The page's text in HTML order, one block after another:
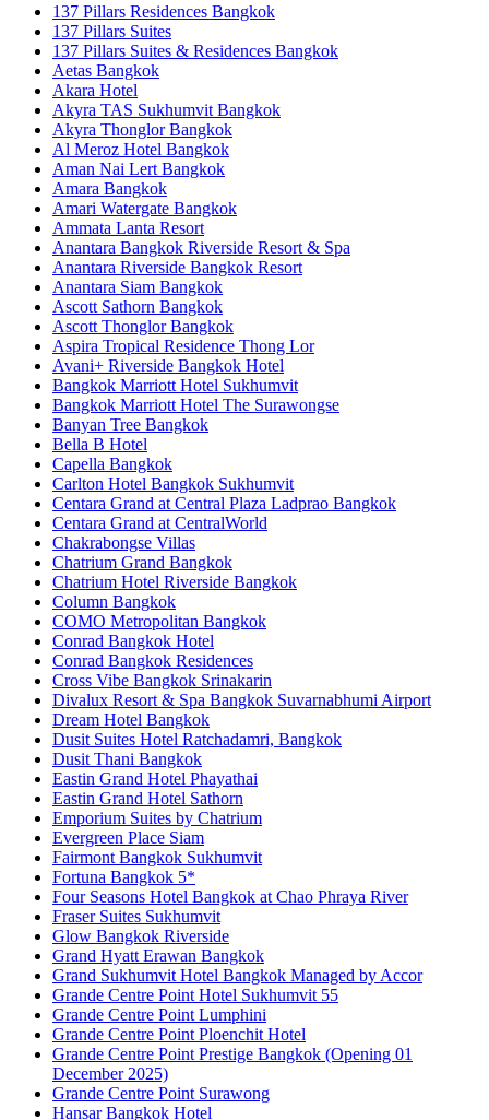
137 Pillars Residences Bangkok
137 Pillars Suites
137 Pillars Suites & Residences Bangkok
Aetas Bangkok
Akara Hotel
Akyra TAS Sukhumvit Bangkok
Akyra Thonglor Bangkok
Al Meroz Hotel Bangkok
Aman Nai Lert Bangkok
Amara Bangkok
Amari Watergate Bangkok
Ammata Lanta Resort
Anantara Bangkok Riverside Resort & Spa
Anantara Riverside Bangkok Resort
Anantara Siam Bangkok
Ascott Sathorn Bangkok
Ascott Thonglor Bangkok
Aspira Tropical Residence Thong Lor
Avani+ Riverside Bangkok Hotel
Bangkok Marriott Hotel Sukhumvit
Bangkok Marriott Hotel The Surawongse
Banyan Tree Bangkok
Bella B Hotel
Capella Bangkok
Carlton Hotel Bangkok Sukhumvit
Centara Grand at Central Plaza Ladprao Bangkok
Centara Grand at CentralWorld
Chakrabongse Villas
Chatrium Grand Bangkok
Chatrium Hotel Riverside Bangkok
Column Bangkok
COMO Metropolitan Bangkok
Conrad Bangkok Hotel
Conrad Bangkok Residences
Cross Vibe Bangkok Srinakarin
Divalux Resort & Spa Bangkok Suvarnabhumi Airport
Dream Hotel Bangkok
Dusit Suites Hotel Ratchadamri, Bangkok
Dusit Thani Bangkok
Eastin Grand Hotel Phayathai
Eastin Grand Hotel Sathorn
Emporium Suites by Chatrium
Evergreen Place Siam
Fairmont Bangkok Sukhumvit
Fortuna Bangkok 5*
Four Seasons Hotel Bangkok at Chao Phraya River
Fraser Suites Sukhumvit
Glow Bangkok Riverside
Grand Hyatt Erawan Bangkok
Grand Sukhumvit Hotel Bangkok Managed by Accor
Grande Centre Point Hotel Sukhumvit 55
Grande Centre Point Lumphini
Grande Centre Point Ploenchit Hotel
Grande Centre Point Prestige Bangkok (Opening 01
December 2025)
Grande Centre Point Surawong
Hansar Bangkok Hotel